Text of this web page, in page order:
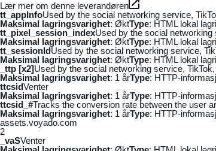
Lær mer om denne leverandøren
tt_appInfoUsed by the social networking service,
Maksimal lagringsvarighet: ØktType: HTML lokal
tt_pixel_session_indexUsed by the social
Maksimal lagringsvarighet: ØktType: HTML lokal
tt_sessionIdUsed by the social networking service,
Maksimal lagringsvarighet: ØktType: HTML lokal
_ttp [x2]Used by the social networking service,
Maksimal lagringsvarighet: 1 årType: HTTP-
ttcsidVenter
Maksimal lagringsvarighet: 1 årType: HTTP-
ttcsid_#Tracks the conversion rate between the user
Maksimal lagringsvarighet: 1 årType: HTTP-
assets.voyado.com
2
_vaSVenter